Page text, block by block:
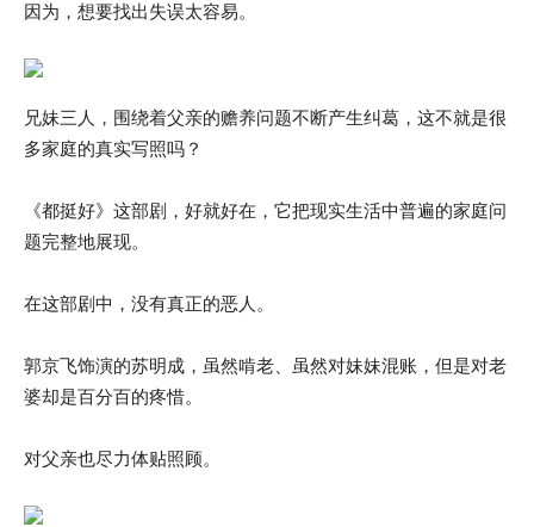
因为，想要找出失误太容易。
兄妹三人，围绕着父亲的赡养问题不断产生纠葛，这不就是很
多家庭的真实写照吗？
《都挺好》这部剧，好就好在，它把现实生活中普遍的家庭问
题完整地展现。
在这部剧中，没有真正的恶人。
郭京飞饰演的苏明成，虽然啃老、虽然对妹妹混账，但是对老
婆却是百分百的疼惜。
对父亲也尽力体贴照顾。